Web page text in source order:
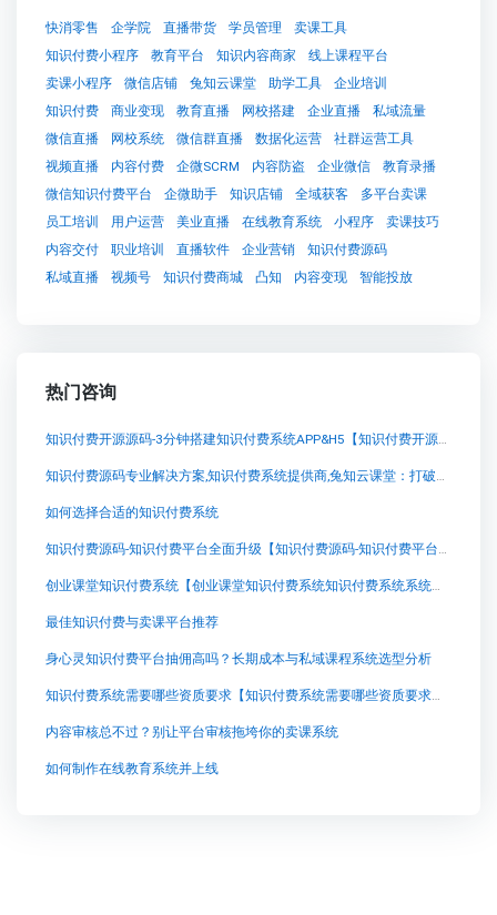
快消零售 企学院 直播带货 学员管理
卖课工具
知识付费小程序
教育平台 知识内容商家
线上课程平台
卖课小程序
微信店铺 兔知云课堂 助学工具
企业培训
知识付费
商业变现 教育直播 网校搭建 企业直播
私域流量
微信直播
网校系统 微信群直播 数据化运营
社群运营工具
视频直播
内容付费 企微SCRM 内容防盗 企业微信
教育录播
微信知识付费平台
企微助手 知识店铺 全域获客
多平台卖课
员工培训
用户运营 美业直播 在线教育系统 小程序
卖课技巧
内容交付
职业培训 直播软件 企业营销
知识付费源码
私域直播
视频号 知识付费商城 凸知 内容变现 智能投放
热门咨询
知识付费开源源码-3分钟搭建知识付费系统APP&H5【知识付费开源源码-3分钟搭建知识付费系统APP&H5知识付费系统系统怎么制作，知识付费系统搭建使用教程】
如何选择合适的知识付费系统
创业课堂知识付费系统【创业课堂知识付费系统知识付费系统系统怎么制作，知识付费系统搭建使用教程】
最佳知识付费与卖课平台推荐
身心灵知识付费平台抽佣高吗？长期成本与私域课程系统选型分析
知识付费系统需要哪些资质要求【知识付费系统需要哪些资质要求知识付费系统系统怎么制作，知识付费系统搭建使用教程】
内容审核总不过？别让平台审核拖垮你的卖课系统
如何制作在线教育系统并上线